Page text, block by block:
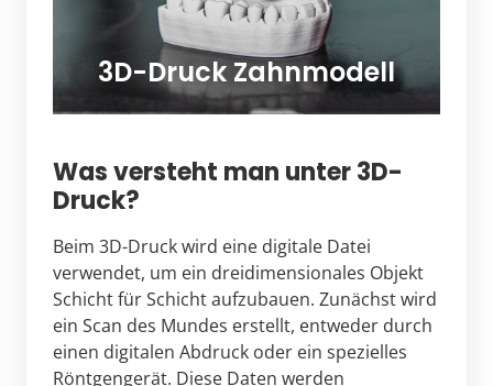
3D-Druck Zahnmodell
Was versteht man unter 3D-
Druck?
Beim 3D-Druck wird eine digitale Datei
verwendet, um ein dreidimensionales Objekt
Schicht für Schicht aufzubauen. Zunächst wird
ein Scan des Mundes erstellt, entweder durch
einen digitalen Abdruck oder ein spezielles
Röntgengerät. Diese Daten werden